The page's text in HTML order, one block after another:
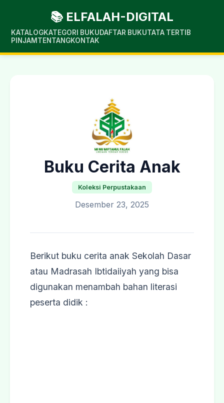
📚 ELFALAH-DIGITAL
KATALOGKATEGORI BUKUDAFTAR BUKUTATA TERTIB
PINJAM TENTANGKONTAK
Buku Cerita Anak
Koleksi Perpustakaan
Desember 23, 2025
Berikut buku cerita anak Sekolah Dasar
atau Madrasah Ibtidaiiyah yang bisa
digunakan menambah bahan literasi
peserta didik :